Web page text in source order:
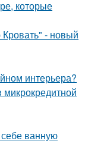
которые
- новый
интерьера?
себе ванную